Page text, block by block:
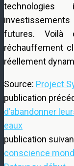
investissements
futures. Voilà
réchauffement
réellement
Source: Project
publication
d’abandonner
eaux
publication
conscience